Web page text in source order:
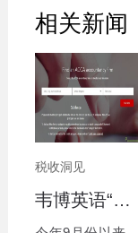
相关新闻
税收洞见
韦博英语“跑路了”！消费者应怎么选择服务商？